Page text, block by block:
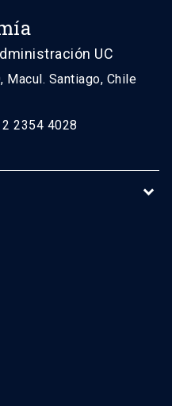
UC
Macul. Santiago, Chile
2354 4028